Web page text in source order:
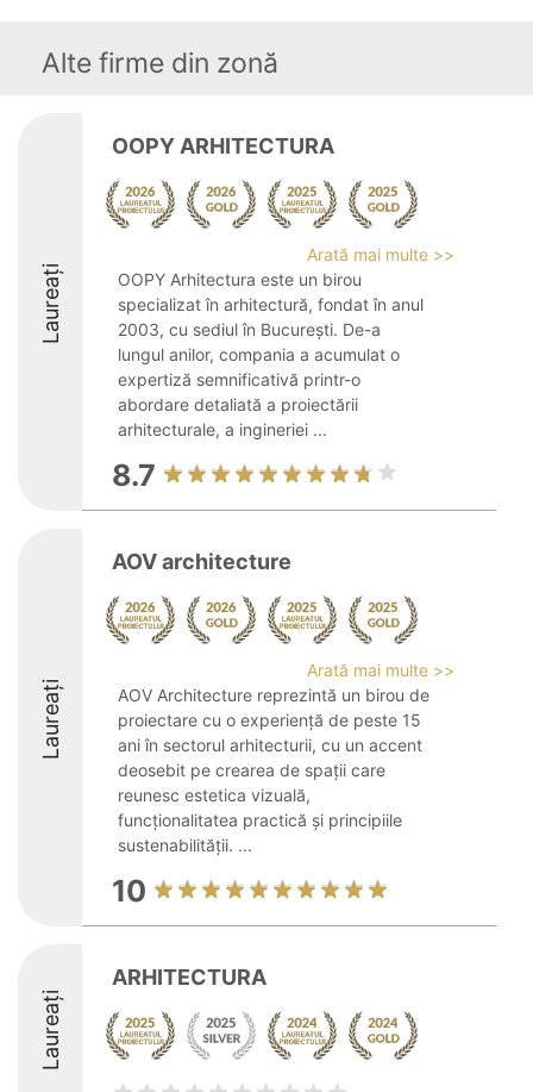
Alte firme din zonă
Laureați
OOPY ARHITECTURA
Arată mai multe >>
OOPY Arhitectura este un birou
specializat în arhitectură, fondat în anul
2003, cu sediul în București. De-a
lungul anilor, compania a acumulat o
expertiză semnificativă printr-o
abordare detaliată a proiectării
arhitecturale, a ingineriei ...
8.7
Laureați
AOV architecture
Arată mai multe >>
AOV Architecture reprezintă un birou de
proiectare cu o experiență de peste 15
ani în sectorul arhitecturii, cu un accent
deosebit pe crearea de spații care
reunesc estetica vizuală,
funcționalitatea practică și principiile
sustenabilității. ...
10
Laureați
ARHITECTURA